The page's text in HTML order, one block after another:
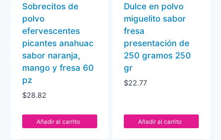
Sobrecitos de
polvo
efervescentes
picantes anahuac
sabor naranja,
mango y fresa 60
pz
$28.82
Añadir al carrito
Dulce en polvo
miguelito sabor
fresa
presentación de
250 gramos 250
gr
$22.77
Añadir al carrito